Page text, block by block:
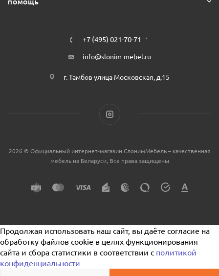
ПОМОЩЬ
+7 (495) 021-70-71
info@slonim-mebel.ru
г. Тамбов улица Московская, д.15
2026 © Официальный интернет-магазин СлонимМебель – качественная
мебель из Беларуси, Все права защищены
Продолжая использовать наш сайт, вы даёте согласие на
обработку файлов cookie в целях функционирования
сайта и сбора статистики в соответствии с политикой
конфиденциальности